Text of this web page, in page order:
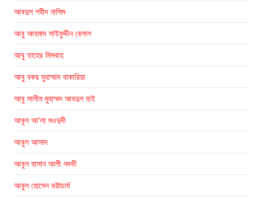
আবদুস শহীদ নাসিম
আবু আহমাদ সাইফুদ্দীন বেলাল
আবু তাহের মিসবাহ
আবু বকর মুহাম্মাদ যাকারিয়া
আবু সালীম মুহাম্মদ আবদুল হাই
আবুল আ'লা মওদুদী
আবুল আসাদ
আবুল হাসান আলী নদভী
আবুল হোসেন ভট্টাচার্য